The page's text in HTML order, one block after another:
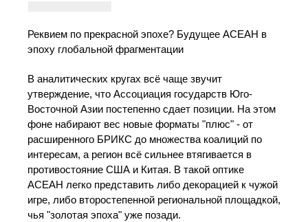
Реквием по прекрасной эпохе? Будущее АСЕАН в
эпоху глобальной фрагментации
В аналитических кругах всё чаще звучит
утверждение, что Ассоциация государств Юго-
Восточной Азии постепенно сдает позиции. На этом
фоне набирают вес новые форматы "плюс" - от
расширенного БРИКС до множества коалиций по
интересам, а регион всё сильнее втягивается в
противостояние США и Китая. В такой оптике
АСЕАН легко представить либо декорацией к чужой
игре, либо второстепенной региональной площадкой,
чья "золотая эпоха" уже позади.